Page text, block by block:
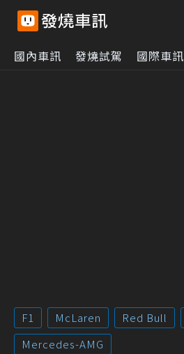
國內車訊 發燒試駕 國際車訊
F1 McLaren Red Bull
Mercedes-AMG